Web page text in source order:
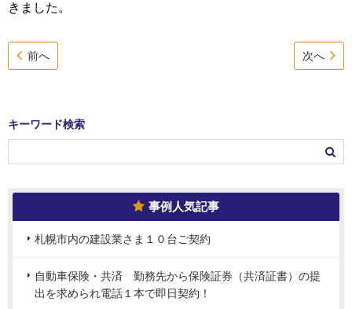
きました。
前へ 次へ
キーワード検索
事例人気記事
札幌市内の建設業さま１０台ご契約
自動車保険・共済 勤務先から保険証券（共済証書）の提
出を求められ電話１本で即日契約！